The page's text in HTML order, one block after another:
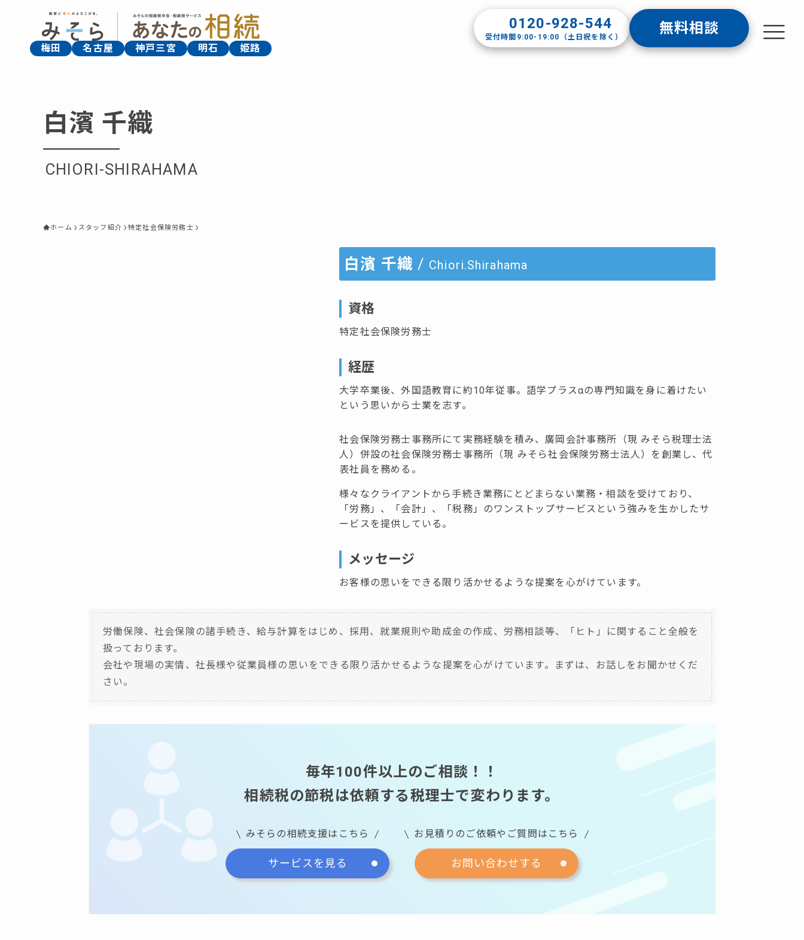
梅田 名古屋 神戸三宮 明石 姫路
0120-928-544
受付時間9:00-19:00（土日祝を除く）
無料相談
白濱 千織
CHIORI-SHIRAHAMA
ホーム スタッフ紹介 特定社会保険労務士
白濱 千織 / Chiori.Shirahama
資格
特定社会保険労務士
経歴
大学卒業後、外国語教育に約10年従事。語学プラスαの専門知識を身に着けたい
という思いから士業を志す。
社会保険労務士事務所にて実務経験を積み、廣岡会計事務所（現 みそら税理士法
人）併設の社会保険労務士事務所（現 みそら社会保険労務士法人）を創業し、代
表社員を務める。
様々なクライアントから手続き業務にとどまらない業務・相談を受けており、
「労務」、「会計」、「税務」のワンストップサービスという強みを生かしたサ
ービスを提供している。
メッセージ
お客様の思いをできる限り活かせるような提案を心がけています。
労働保険、社会保険の諸手続き、給与計算をはじめ、採用、就業規則や助成金の作成、労務相談等、「ヒト」に関すること全般を
扱っております。
会社や現場の実情、社長様や従業員様の思いをできる限り活かせるような提案を心がけています。まずは、お話しをお聞かせくだ
さい。
毎年100件以上のご相談！！
相続税の節税は依頼する税理士で変わります。
みそらの相続支援はこちら
サービスを見る
お見積りのご依頼やご質問はこちら
お問い合わせする